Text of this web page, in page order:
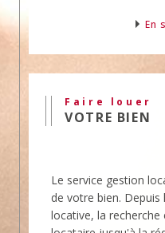
En
Faire louer
VOTRE BIEN
Le service gestion
de votre bien.
locative, la recherche